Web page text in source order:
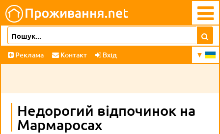
Реклама Контакт Вхід
Недорогий відпочинок на
Мармаросах